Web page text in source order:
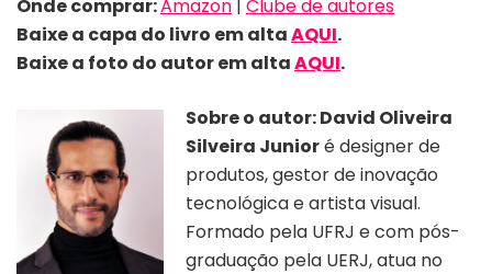
Onde comprar:Amazon Clube de autores
Baixe a capa do livro em altaAQUI.
Baixe a foto do autor em altaAQUI.
Sobre o autor: David Oliveira
Silveira Junioré designer de
produtos, gestor de inovação
tecnológica e artista visual.
Formado pela UFRJ e com pós-
graduação pela UERJ, atua no